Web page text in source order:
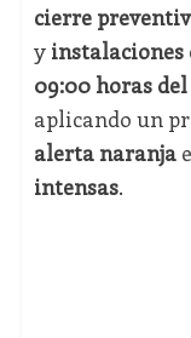
cierre
y
09:00 horas del
aplicando un
alerta naranja
intensas.